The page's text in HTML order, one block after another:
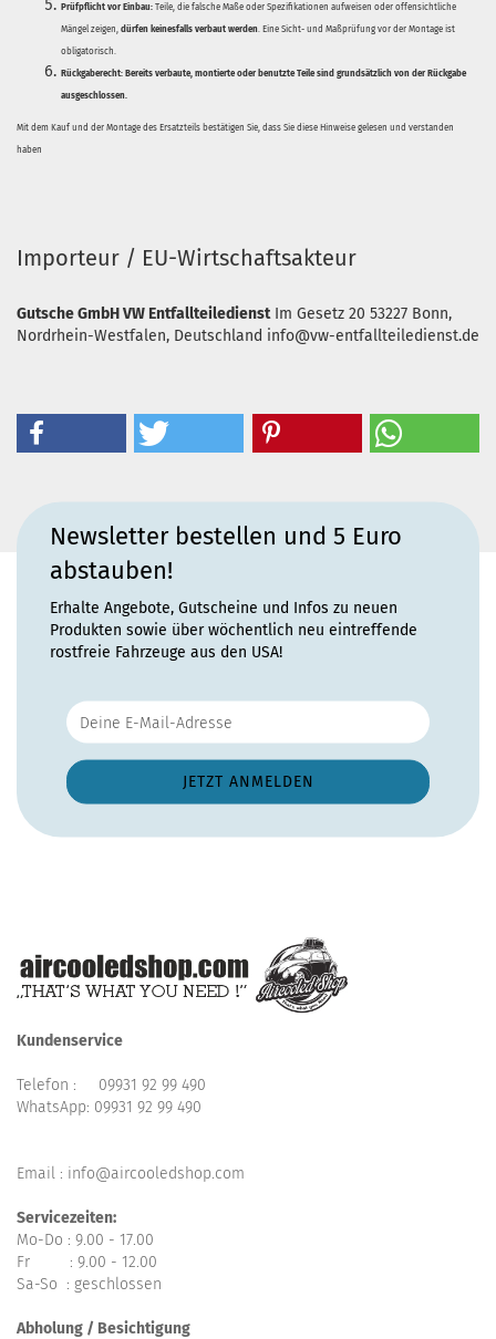
Prüfpflicht vor Einbau: Teile, die falsche Maße oder Spezifikationen aufweisen oder offensichtliche
Mängel zeigen, dürfen keinesfalls verbaut werden. Eine Sicht- und Maßprüfung vor der Montage ist
obligatorisch.
Rückgaberecht: Bereits verbaute, montierte oder benutzte Teile sind grundsätzlich von der Rückgabe
ausgeschlossen.
Mit dem Kauf und der Montage des Ersatzteils bestätigen Sie, dass Sie diese Hinweise gelesen und verstanden
haben
Importeur / EU-Wirtschaftsakteur
Gutsche GmbH VW Entfallteiledienst Im Gesetz 20 53227 Bonn,
Nordrhein-Westfalen, Deutschland info@vw-entfallteiledienst.de
Newsletter bestellen und 5 Euro
abstauben!
Erhalte Angebote, Gutscheine und Infos zu neuen
Produkten sowie über wöchentlich neu eintreffende
rostfreie Fahrzeuge aus den USA!
Kundenservice
Telefon : 09931 92 99 490
WhatsApp: 09931 92 99 490
Email : info@aircooledshop.com
Servicezeiten:
Mo-Do : 9.00 - 17.00
Fr : 9.00 - 12.00
Sa-So : geschlossen
Abholung / Besichtigung